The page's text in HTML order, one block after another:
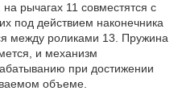
рычагах 11 совместятся с
под действием наконечника
между роликами 13. Пружина
и механизм
при достижении
объеме.